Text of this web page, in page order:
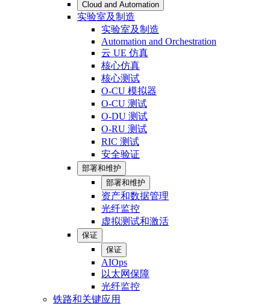
Cloud and Automation
实验室及制造
实验室及制造
Automation and Orchestration
云 UE 仿真
核心仿真
核心测试
O-CU 模拟器
O-CU 测试
O-DU 测试
O-RU 测试
RIC 测试
安全验证
部署和维护
部署和维护
资产和数据管理
光纤监控
虚拟测试和激活
保证
保证
AIOps
以太网保障
光纤监控
铁路和关键应用